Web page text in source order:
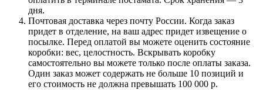
дня.
Почтовая доставка через почту России. Когда заказ
придет в отделение, на ваш адрес придет извещение о
посылке. Перед оплатой вы можете оценить состояние
коробки: вес, целостность. Вскрывать коробку
самостоятельно вы можете только после оплаты заказа.
Один заказ может содержать не больше 10 позиций и
его стоимость не должна превышать 100 000 р.